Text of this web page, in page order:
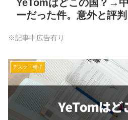
YeTomはどこの国？→
ーだった件。意外と評
※記事中広告有り
デスク・椅子